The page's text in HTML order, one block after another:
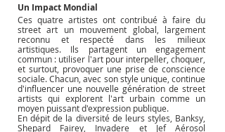
Un Impact Mondial
Ces quatre artistes ont contribué à faire du
street art un mouvement global, largement
reconnu et respecté dans les milieux
artistiques. Ils partagent un engagement
commun : utiliser l'art pour interpeller, choquer,
et surtout, provoquer une prise de conscience
sociale. Chacun, avec son style unique, continue
d'influencer une nouvelle génération de street
artists qui explorent l'art urbain comme un
moyen puissant d'expression publique.
En dépit de la diversité de leurs styles, Banksy,
Shepard Fairey, Invadere et Jef Aérosol